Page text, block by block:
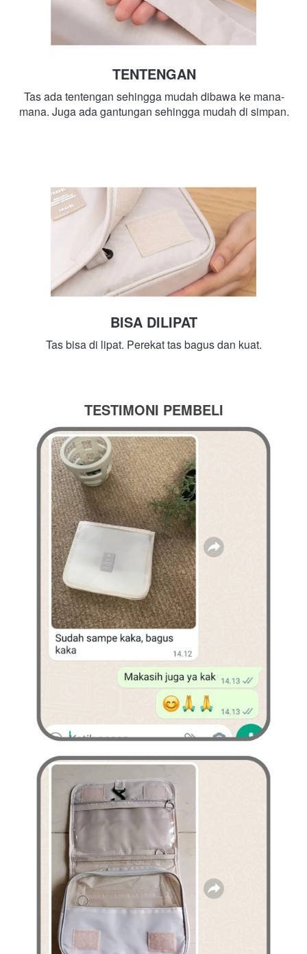
TENTENGAN
Tas ada tentengan sehingga mudah dibawa ke mana-
mana. Juga ada gantungan sehingga mudah di simpan.
BISA DILIPAT
Tas bisa di lipat. Perekat tas bagus dan kuat.
TESTIMONI PEMBELI